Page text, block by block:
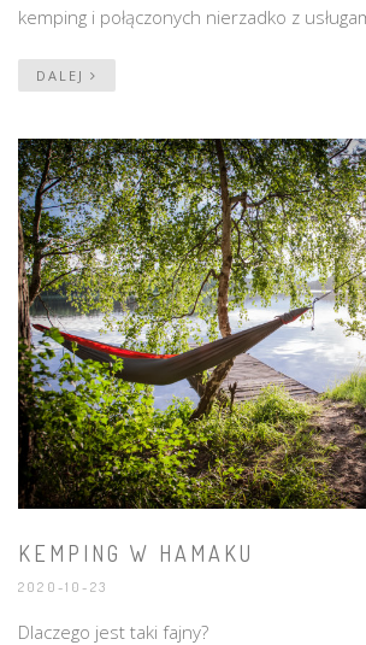
kemping i połączonych nierzadko z
DALEJ
KEMPING W HAMAKU
2020-10-23
Dlaczego jest taki fajny?